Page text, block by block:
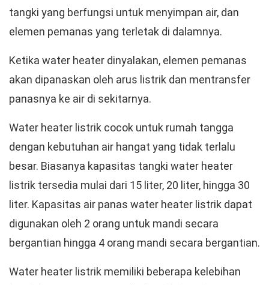
tangki yang berfungsi untuk menyimpan air, dan
elemen pemanas yang terletak di dalamnya.
Ketika water heater dinyalakan, elemen pemanas
akan dipanaskan oleh arus listrik dan mentransfer
panasnya ke air di sekitarnya.
Water heater listrik cocok untuk rumah tangga
dengan kebutuhan air hangat yang tidak terlalu
besar. Biasanya kapasitas tangki water heater
listrik tersedia mulai dari 15 liter, 20 liter, hingga 30
liter. Kapasitas air panas water heater listrik dapat
digunakan oleh 2 orang untuk mandi secara
bergantian hingga 4 orang mandi secara bergantian.
Water heater listrik memiliki beberapa kelebihan